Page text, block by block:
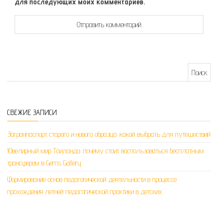
СВЕЖИЕ ЗАПИСИ
Загранпаспорт старого и нового образца: какой выбрать для путешествий
Ювелирный мир Таиланда: почему стоит воспользоваться бесплатным
трансфером в Gems Gallery
Формирование основ педагогической деятельности в процессе
прохождения летней педагогической практики в детских